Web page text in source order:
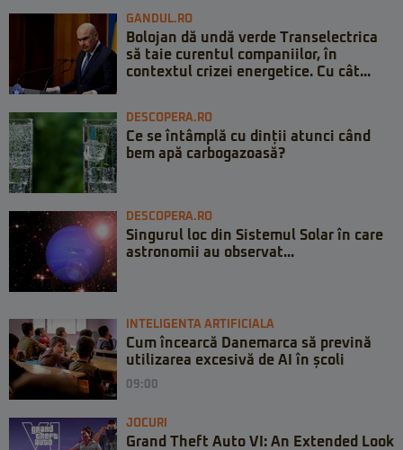
GANDUL.RO
Bolojan dă undă verde Transelectrica
să taie curentul companiilor, în
contextul crizei energetice. Cu cât...
DESCOPERA.RO
Ce se întâmplă cu dinții atunci când
bem apă carbogazoasă?
DESCOPERA.RO
Singurul loc din Sistemul Solar în care
astronomii au observat...
INTELIGENTA ARTIFICIALA
Cum încearcă Danemarca să prevină
utilizarea excesivă de AI în școli
09:00
JOCURI
Grand Theft Auto VI: An Extended Look